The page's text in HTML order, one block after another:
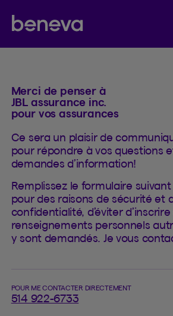
Partenaire Beneva
Contacter
Merci de penser à
JBL assurance inc.
pour vos assurances
Ce sera un plaisir de
pour répondre à vos questions
demandes d’information!
Remplissez le formulaire
pour des raisons de sécurité et
confidentialité, d’éviter d’inscrire
renseignements personnels
y sont demandés. Je vous
POUR ME CONTACTER DIRECTEMENT
514 922-6733